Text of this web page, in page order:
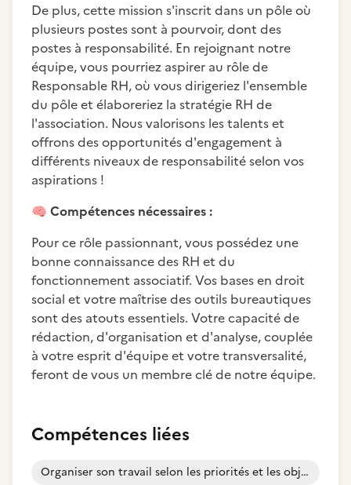
De plus, cette mission s'inscrit dans un pôle où
plusieurs postes sont à pourvoir, dont des
postes à responsabilité. En rejoignant notre
équipe, vous pourriez aspirer au rôle de
Responsable RH, où vous dirigeriez l'ensemble
du pôle et élaboreriez la stratégie RH de
l'association. Nous valorisons les talents et
offrons des opportunités d'engagement à
différents niveaux de responsabilité selon vos
aspirations !
🧠 Compétences nécessaires :
Pour ce rôle passionnant, vous possédez une
bonne connaissance des RH et du
fonctionnement associatif. Vos bases en droit
social et votre maîtrise des outils bureautiques
sont des atouts essentiels. Votre capacité de
rédaction, d'organisation et d'analyse, couplée
à votre esprit d'équipe et votre transversalité,
feront de vous un membre clé de notre équipe.
Compétences liées
Organiser son travail selon les priorités et les objectifs